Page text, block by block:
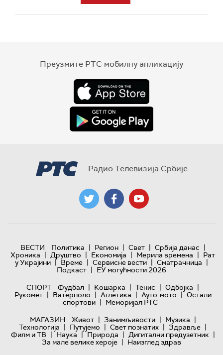
Преузмите РТС мобилну апликацију
Радио Телевизија Србије
ВЕСТИ Политика | Регион | Свет | Србија данас |
Хроника | Друштво | Економија | Мерила времена | Рат
у Украјини | Време | Сервисне вести | Сматрачница |
Подкаст | ЕУ могућности 2026
СПОРТ
Фудбал | Кошарка | Тенис | Одбојка |
Рукомет | Ватерполо | Атлетика | Ауто-мото | Остали
спортови | Меморијал РТС
МАГАЗИН
Живот | Занимљивости | Музика |
Технологијa | Путујемо | Свет познатих | Здравље |
Филм и ТВ | Наука | Природа | Дигитални предузетник |
За мале велике хероје | Наизглед здрав